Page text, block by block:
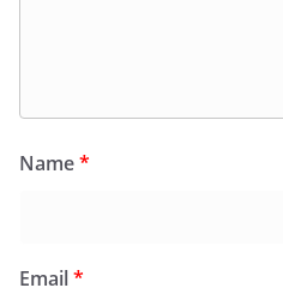
Name*
Email*